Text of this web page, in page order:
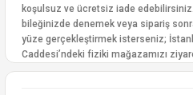
koşulsuz ve ücretsiz iade
bileğinizde denemek veya sipariş
yüze gerçekleştirmek isterseniz;
Caddesi’ndeki fiziki mağazamızı